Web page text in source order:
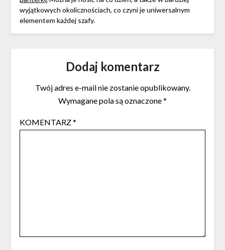
wyjątkowych okolicznościach, co czyni je uniwersalnym
elementem każdej szafy.
Dodaj komentarz
Twój adres e-mail nie zostanie opublikowany.
Wymagane pola są oznaczone*
KOMENTARZ*